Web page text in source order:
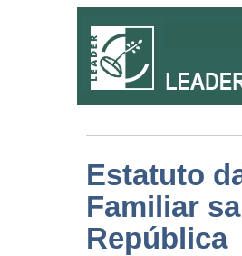
Estatuto
Familiar
República